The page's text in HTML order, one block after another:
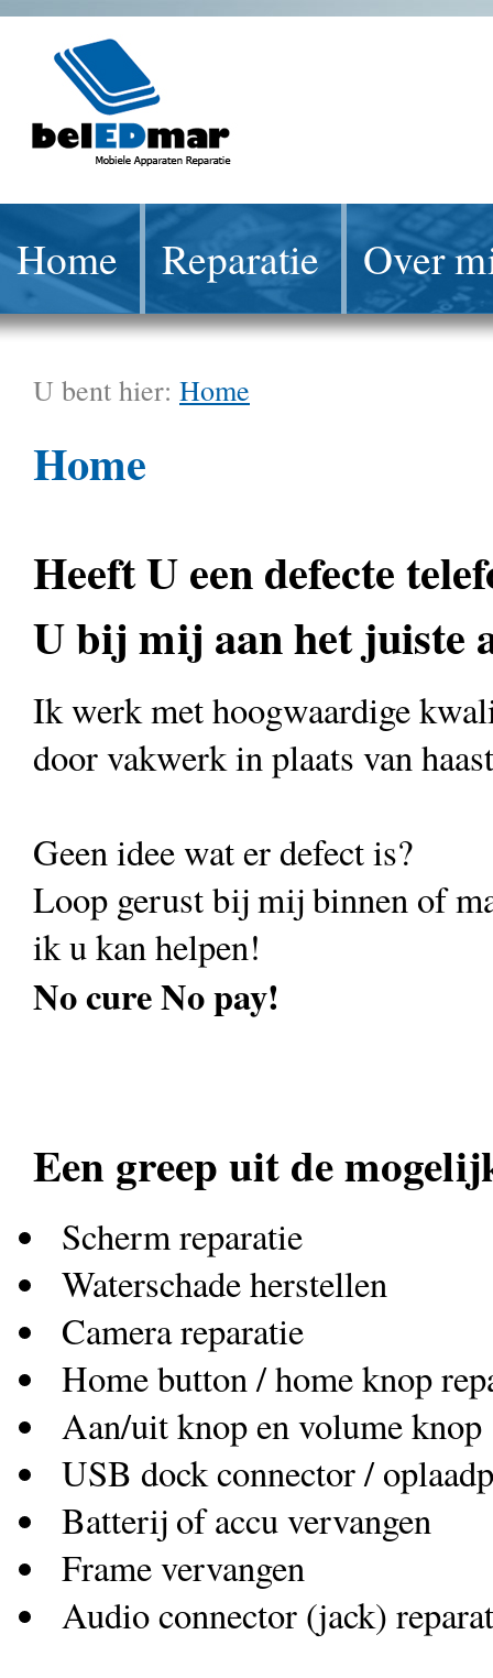
Home Reparatie Over
U bent hier: Home
Home
Heeft U een defecte
U bij mij aan het juiste
Ik werk met hoogwaardige
door vakwerk in plaats van
Geen idee wat er defect is?
Loop gerust bij mij binnen of
ik u kan helpen!
No cure No pay!
Een greep uit de
Scherm reparatie
Waterschade herstellen
Camera reparatie
Home button / home knop
Aan/uit knop en volume knop
USB dock connector /
Batterij of accu vervangen
Frame vervangen
Audio connector (jack)